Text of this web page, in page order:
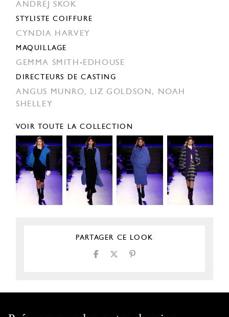
ANDREJ SKOK
STYLISTE COIFFURE
CYNDIA HARVEY
MAQUILLAGE
GEMMA SMITH-EDHOUSE
DIRECTEURS DE CASTING
ANGUS MUNRO, LIZ GOLDSON,
NOAH
SHELLEY
VOIR TOUTE LA COLLECTION
PARTAGER CE LOOK